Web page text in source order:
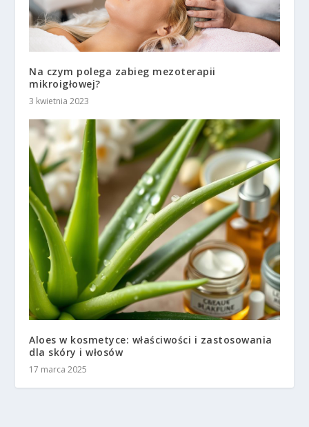
Na czym polega zabieg mezoterapii
mikroigłowej?
3 kwietnia 2023
Aloes w kosmetyce: właściwości i zastosowania
dla skóry i włosów
17 marca 2025